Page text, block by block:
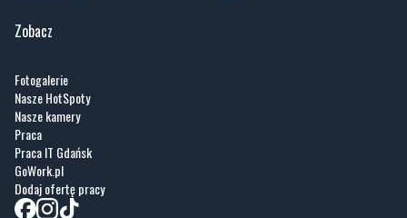
Zobacz
Fotogalerie
Nasze HotSpoty
Nasze kamery
Praca
Praca IT Gdańsk
GoWork.pl
Dodaj ofertę pracy